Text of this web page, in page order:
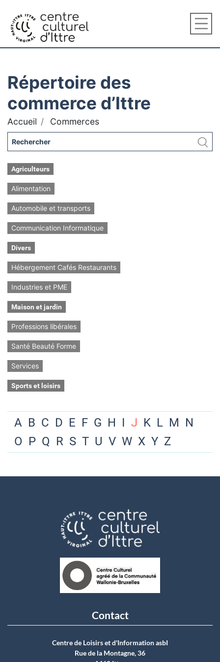
Répertoire des
commerce d’Ittre
Accueil Commerces
Agriculteurs
Alimentation
Automobile et transports
Communication Informatique
Divers
Hébergement Cafés Restaurants
Industries et PME
Maison et jardin
Professions libérales
Santé Beauté Forme
Services
Sports et loisirs
A B C D E F G H I J K L M N
O P Q R S T U V W X Y Z
Contact
Centre de Loisirs et d'Information asbI
Rue de la Montagne, 36